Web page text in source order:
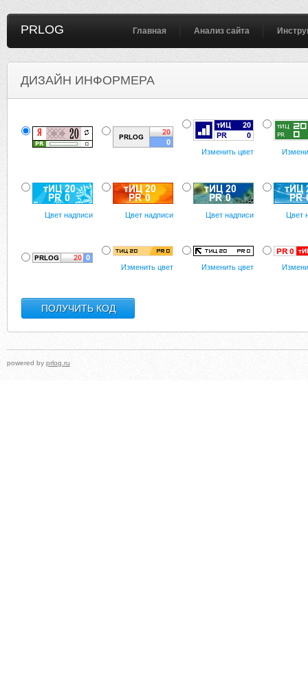
PRLOG Главная Анализ сайта
ДИЗАЙН ИНФОРМЕРА
Изменить цвет
Цвет надписи Цвет надписи Цвет надписи Цвет
Изменить цвет Изменить цвет
powered by prlog.ru